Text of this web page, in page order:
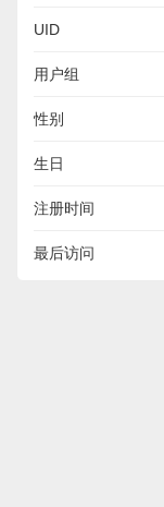
UID
用户组
性别
生日
注册时间
最后访问